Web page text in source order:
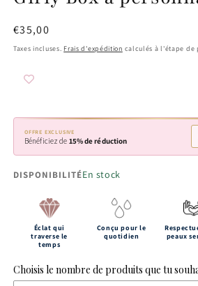
modale
Prix
habituel
€35,00
Taxes incluses. Frais d'expédition calculés à l'étape de
OFFRE EXCLUSIVE
Bénéficiez de 15% de réduction
DISPONIBILITÉEn stock
Éclat qui
traverse le
temps
Conçu pour le
quotidien
peaux
Choisis le nombre de produits que tu